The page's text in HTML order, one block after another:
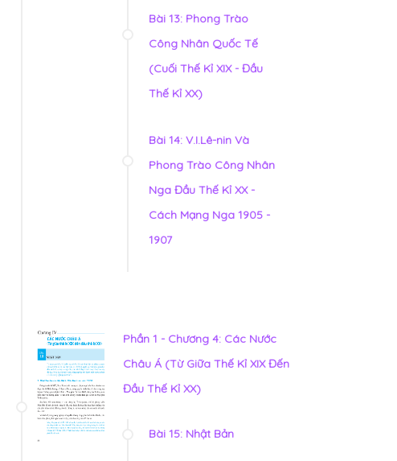
Bài 13: Phong Trào
Công Nhân Quốc Tế
(Cuối Thế Kỉ XIX - Đầu
Thế Kỉ XX)
Bài 14: V.I.Lê-nin Và
Phong Trào Công Nhân
Nga Đầu Thế Kỉ XX -
Cách Mạng Nga 1905 -
1907
Phần 1 - Chương 4: Các Nước
Châu Á (Từ Giữa Thế Kỉ XIX Đến
Đầu Thế Kỉ XX)
Bài 15: Nhật Bản